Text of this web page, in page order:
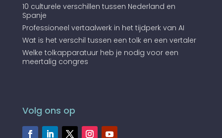
10 culturele verschillen tussen Nederland en
Spanje
Professioneel vertaalwerk in het tijdperk van AI
Wat is het verschil tussen een tolk en een vertaler
Welke tolkapparatuur heb je nodig voor een
meertalig congres
Volg ons op